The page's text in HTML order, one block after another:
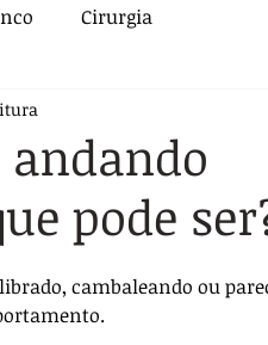
Cirurgia
Traumatologia Dicas
Pós-operatório
pode
cambaleando ou